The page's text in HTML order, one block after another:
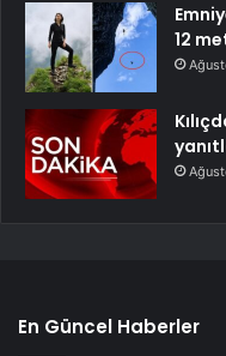
12
En Güncel Haberler